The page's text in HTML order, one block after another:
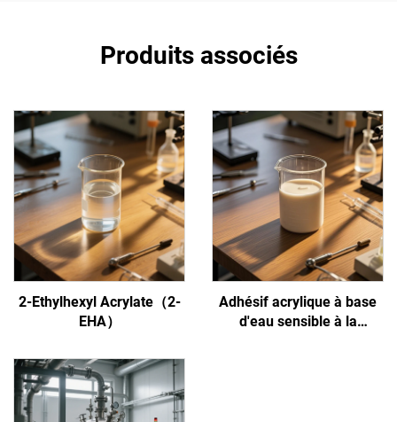
Produits associés
2-Ethylhexyl Acrylate（2-
EHA）
Adhésif acrylique à base
d'eau sensible à la